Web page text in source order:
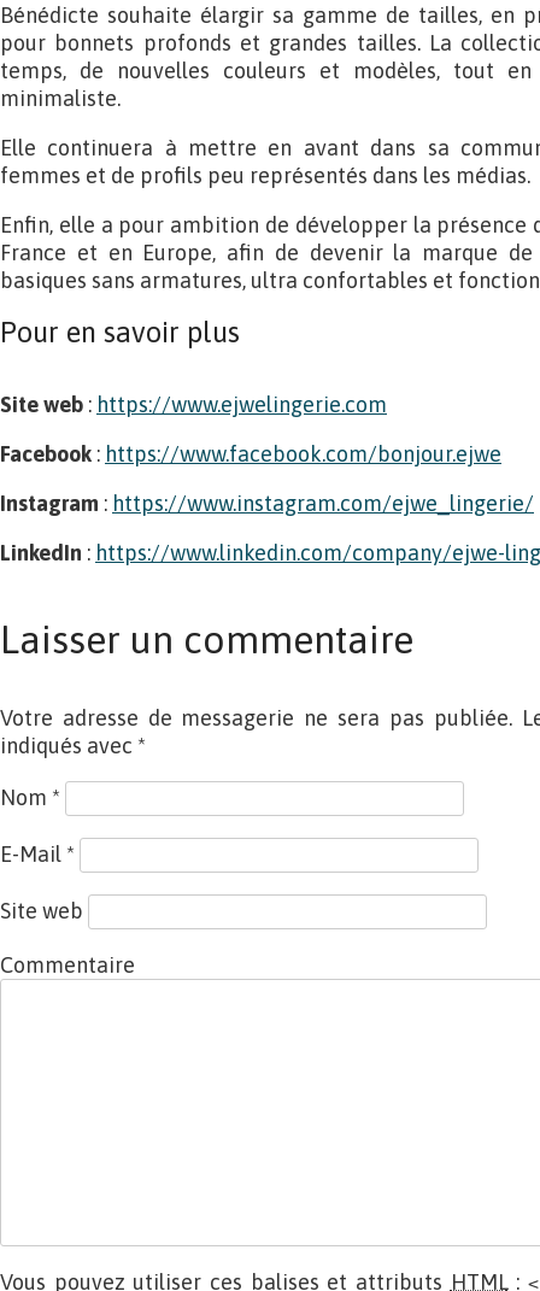
Bénédicte souhaite élargir sa gamme de tailles, en
pour bonnets profonds et grandes tailles. La
temps, de nouvelles couleurs et modèles, tout
minimaliste.
Elle continuera à mettre en avant dans sa
femmes et de profils peu représentés dans les médias.
Enfin, elle a pour ambition de développer la présence
France et en Europe, afin de devenir la marque
basiques sans armatures, ultra confortables et
Pour en savoir plus
Site web : https://www.ejwelingerie.com
Facebook : https://www.facebook.com/bonjour.ejwe
Instagram : https://www.instagram.com/ejwe_lingerie/
LinkedIn : https://www.linkedin.com/company/ejwe-
Laisser un commentaire
Votre adresse de messagerie ne sera pas publiée.
indiqués avec *
Nom *
E-Mail *
Site web
Commentaire
Vous pouvez utiliser ces balises et attributs HTML: